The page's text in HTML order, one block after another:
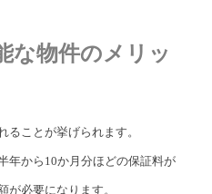
な物件のメリッ
ることが挙げられます。
年から10か月分ほどの保証料が
が必要になります。